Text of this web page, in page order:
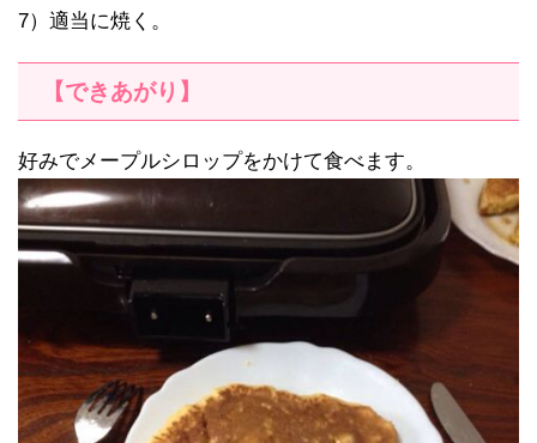
7）適当に焼く。
【できあがり】
好みでメープルシロップをかけて食べます。